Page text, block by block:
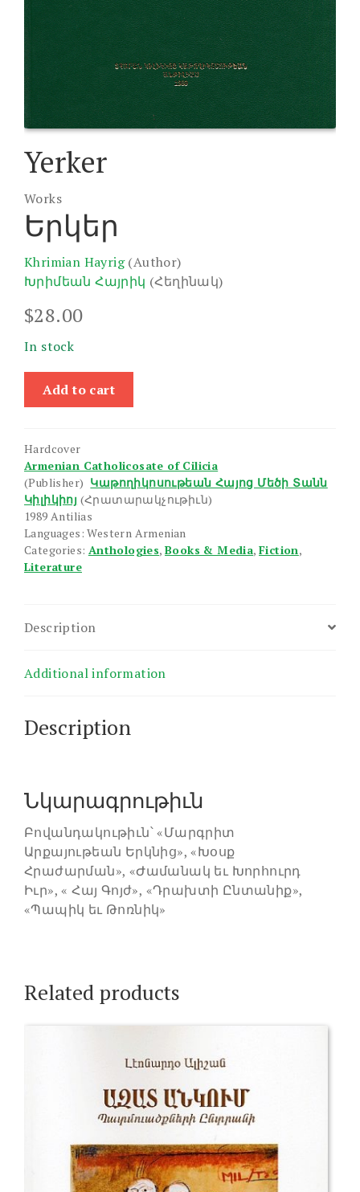
Yerker
Works
Երկեր
Khrimian Hayrig (Author)
Խրիմեան Հայրիկ (Հեղինակ)
$28.00
In stock
Yerker
quantity
Add to cart
Hardcover
Armenian Catholicosate of Cilicia
(Publisher) Կաթողիկոսութեան Հայոց Մեծի Տանն
Կիլիկիոյ (Հրատարակչութիւն)
1989 Antilias
Languages: Western Armenian
Categories: Anthologies,Books & Media,Fiction,
Literature
Description
Additional information
Description
Նկարագրութիւն
Բովանդակութիւն՝ «Մարգրիտ
Արքայութեան Երկնից», «Խօսք
Հրաժարման», «Ժամանակ եւ Խորհուրդ
Իւր», « Հայ Գոյժ», «Դրախտի Ընտանիք»,
«Պապիկ եւ Թոռնիկ»
Related products